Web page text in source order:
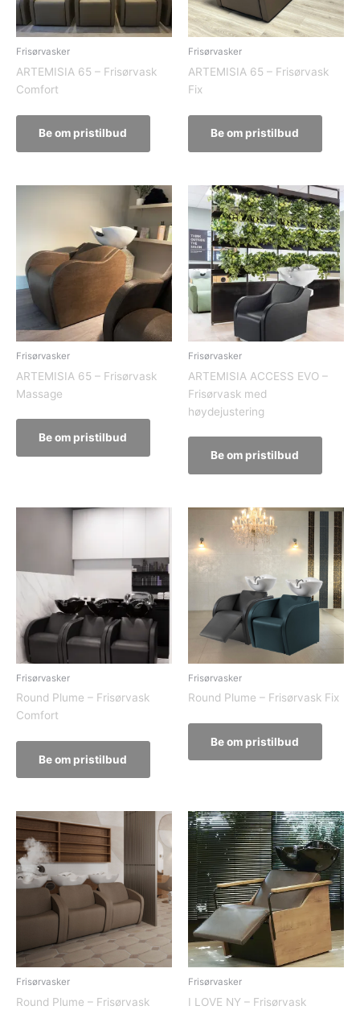
Frisørvasker
ARTEMISIA 65 – Frisørvask
Comfort
Be om pristilbud
Frisørvasker
ARTEMISIA 65 – Frisørvask
Fix
Be om pristilbud
Frisørvasker
ARTEMISIA 65 – Frisørvask
Massage
Be om pristilbud
Frisørvasker
ARTEMISIA ACCESS EVO –
Frisørvask med
høydejustering
Be om pristilbud
Frisørvasker
Round Plume – Frisørvask
Comfort
Be om pristilbud
Frisørvasker
Round Plume – Frisørvask Fix
Be om pristilbud
Frisørvasker
Round Plume – Frisørvask
Frisørvasker
I LOVE NY – Frisørvask